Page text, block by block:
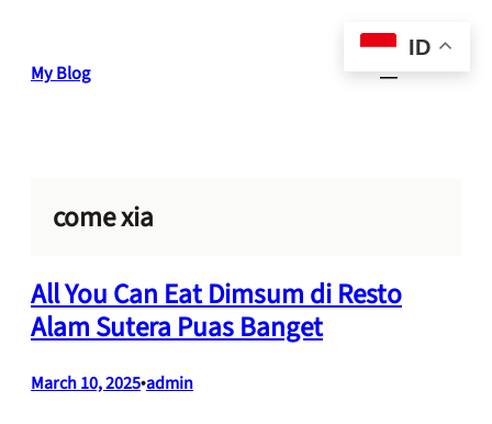
content
My Blog
come xia
All You Can Eat Dimsum di Resto
Alam Sutera Puas Banget
March 10, 2025•admin
ID